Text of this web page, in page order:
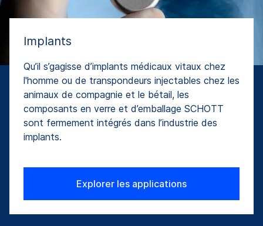
Implants
Qu’il s’gagisse d’implants médicaux vitaux chez
l'homme ou de transpondeurs injectables chez les
animaux de compagnie et le bétail, les
composants en verre et d’emballage SCHOTT
sont fermement intégrés dans l’industrie des
implants.
Explorer les applications